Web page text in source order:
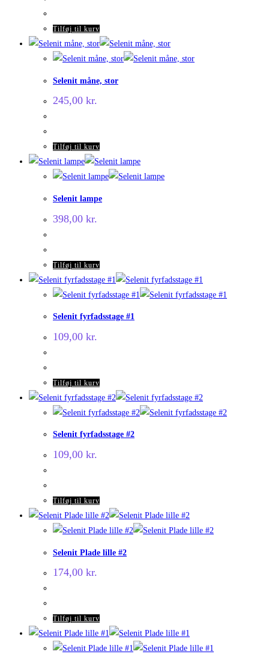
Tilføj til kurv
Selenit måne, stor
245,00 kr.
Tilføj til kurv
Selenit lampe
398,00 kr.
Tilføj til kurv
Selenit fyrfadsstage #1
109,00 kr.
Tilføj til kurv
Selenit fyrfadsstage #2
109,00 kr.
Tilføj til kurv
Selenit Plade lille #2
174,00 kr.
Tilføj til kurv